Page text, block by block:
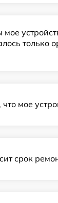
мое
только
мое
срок